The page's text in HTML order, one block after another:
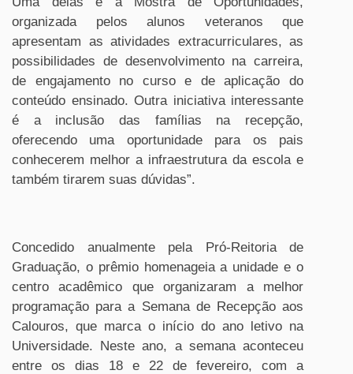
organizada pelos alunos veteranos que
apresentam as atividades extracurriculares, as
possibilidades de desenvolvimento na carreira,
de engajamento no curso e de aplicação do
conteúdo ensinado. Outra iniciativa interessante
é a inclusão das famílias na recepção,
oferecendo uma oportunidade para os pais
conhecerem melhor a infraestrutura da escola e
também tirarem suas dúvidas”.
Concedido anualmente pela Pró-Reitoria de
Graduação, o prêmio homenageia a unidade e o
centro acadêmico que organizaram a melhor
programação para a Semana de Recepção aos
Calouros, que marca o início do ano letivo na
Universidade. Neste ano, a semana aconteceu
entre os dias 18 e 22 de fevereiro, com a